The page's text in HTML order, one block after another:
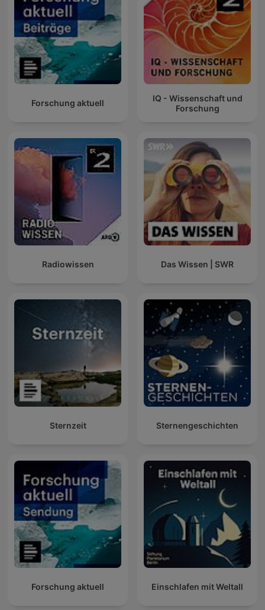
Forschung aktuell
IQ - Wissenschaft und
Forschung
Radiowissen Das Wissen | SWR
Sternzeit Sternengeschichten
Forschung aktuell Einschlafen mit Weltall